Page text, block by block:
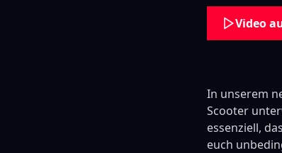
Video
In unserem
Scooter
essenziell,
euch